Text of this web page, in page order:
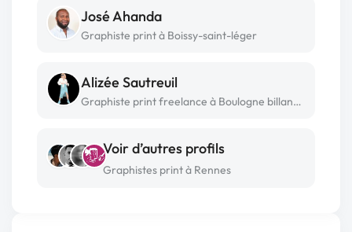
José Ahanda
Graphiste print à Boissy-saint-léger
Alizée Sautreuil
Graphiste print freelance à Boulogne billancourt
Voir d’autres profils
Graphistes print à Rennes